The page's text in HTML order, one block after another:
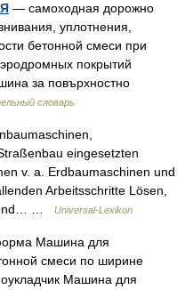
— самоходная дорожно
уплотнения,
бетонной смеси при
покрытий
за повърхностно
словарь
eingesetzten
v. a. Erdbaumaschinen und
Arbeitsschritte Lösen,
und… …
Universal-Lexikon
Машина для
смеси по ширине
Машина для